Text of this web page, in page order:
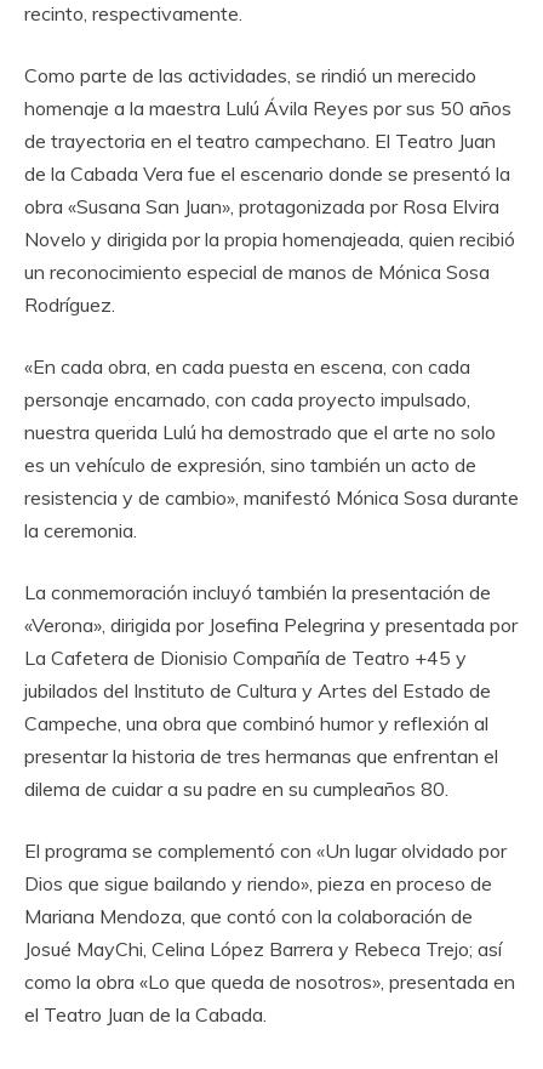
recinto, respectivamente.
Como parte de las actividades, se rindió un merecido
homenaje a la maestra Lulú Ávila Reyes por sus 50 años
de trayectoria en el teatro campechano. El Teatro Juan
de la Cabada Vera fue el escenario donde se presentó la
obra «Susana San Juan», protagonizada por Rosa Elvira
Novelo y dirigida por la propia homenajeada, quien recibió
un reconocimiento especial de manos de Mónica Sosa
Rodríguez.
«En cada obra, en cada puesta en escena, con cada
personaje encarnado, con cada proyecto impulsado,
nuestra querida Lulú ha demostrado que el arte no solo
es un vehículo de expresión, sino también un acto de
resistencia y de cambio», manifestó Mónica Sosa durante
la ceremonia.
La conmemoración incluyó también la presentación de
«Verona», dirigida por Josefina Pelegrina y presentada por
La Cafetera de Dionisio Compañía de Teatro +45 y
jubilados del Instituto de Cultura y Artes del Estado de
Campeche, una obra que combinó humor y reflexión al
presentar la historia de tres hermanas que enfrentan el
dilema de cuidar a su padre en su cumpleaños 80.
El programa se complementó con «Un lugar olvidado por
Dios que sigue bailando y riendo», pieza en proceso de
Mariana Mendoza, que contó con la colaboración de
Josué MayChi, Celina López Barrera y Rebeca Trejo; así
como la obra «Lo que queda de nosotros», presentada en
el Teatro Juan de la Cabada.